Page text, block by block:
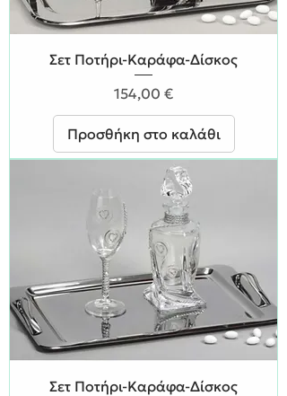
Σετ Ποτήρι-Καράφα-Δίσκος
Τιμή
154,00 €
Προσθήκη στο καλάθι
Σετ Ποτήρι-Καράφα-Δίσκος